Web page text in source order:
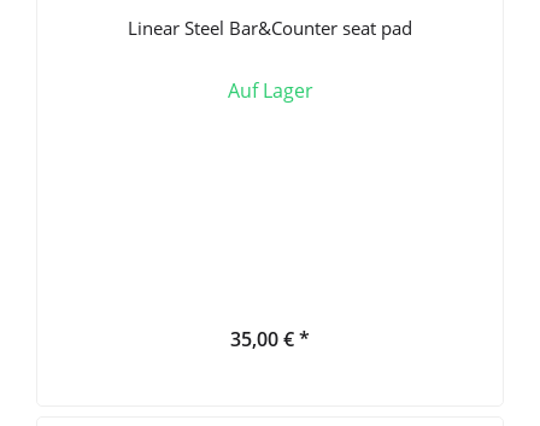
Linear Steel Bar&Counter seat pad
Auf Lager
35,00 € *